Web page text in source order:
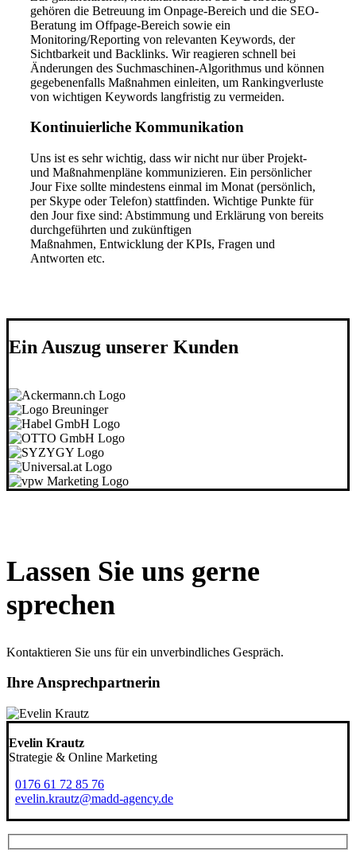
gehören die Betreuung im Onpage-Bereich und die SEO-
Beratung im Offpage-Bereich sowie ein
Monitoring/Reporting von relevanten Keywords, der
Sichtbarkeit und Backlinks. Wir reagieren schnell bei
Änderungen des Suchmaschinen-Algorithmus und können
gegebenenfalls Maßnahmen einleiten, um Rankingverluste
von wichtigen Keywords langfristig zu vermeiden.
Kontinuierliche Kommunikation
Uns ist es sehr wichtig, dass wir nicht nur über Projekt-
und Maßnahmenpläne kommunizieren. Ein persönlicher
Jour Fixe sollte mindestens einmal im Monat (persönlich,
per Skype oder Telefon) stattfinden. Wichtige Punkte für
den Jour fixe sind: Abstimmung und Erklärung von bereits
durchgeführten und zukünftigen
Maßnahmen, Entwicklung der KPIs, Fragen und
Antworten etc.
Ein Auszug unserer Kunden
Lassen Sie uns gerne
sprechen
Kontaktieren Sie uns für ein unverbindliches Gespräch.
Ihre Ansprechpartnerin
Evelin Krautz
Strategie & Online Marketing
0176 61 72 85 76
evelin.krautz@madd-agency.de